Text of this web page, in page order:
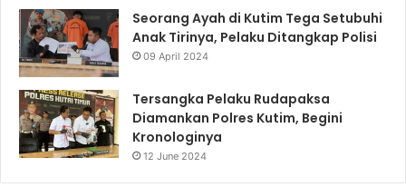
Seorang Ayah di Kutim Tega Setubuhi
Anak Tirinya, Pelaku Ditangkap Polisi
09 April 2024
Tersangka Pelaku Rudapaksa
Diamankan Polres Kutim, Begini
Kronologinya
12 June 2024